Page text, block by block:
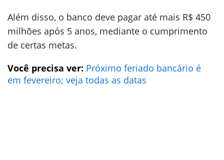
Além disso, o banco deve pagar até mais R$ 450
milhões após 5 anos, mediante o cumprimento
de certas metas.
Você precisa ver: Próximo feriado bancário é
em fevereiro; veja todas as datas